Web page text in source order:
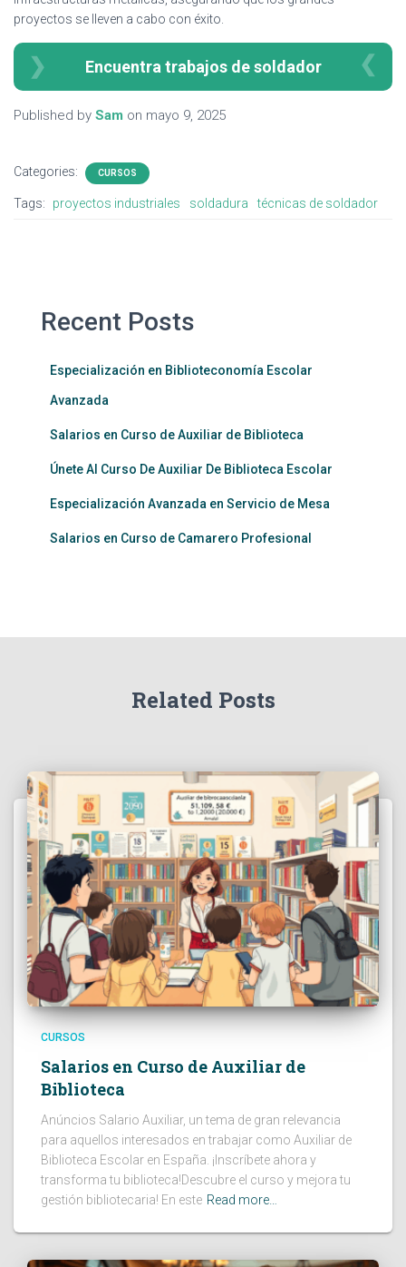
proyectos se lleven a cabo con éxito.
Encuentra trabajos de soldador
Published by Sam on mayo 9, 2025
Categories: CURSOS
Tags: proyectos industriales soldadura técnicas de soldador
Recent Posts
Especialización en Biblioteconomía Escolar
Avanzada
Salarios en Curso de Auxiliar de Biblioteca
Únete Al Curso De Auxiliar De Biblioteca Escolar
Especialización Avanzada en Servicio de Mesa
Salarios en Curso de Camarero Profesional
Related Posts
CURSOS
Salarios en Curso de Auxiliar de
Biblioteca
Anúncios Salario Auxiliar, un tema de gran relevancia
para aquellos interesados en trabajar como Auxiliar de
Biblioteca Escolar en España. ¡Inscríbete ahora y
transforma tu biblioteca!Descubre el curso y mejora tu
gestión bibliotecaria! En este Read more…